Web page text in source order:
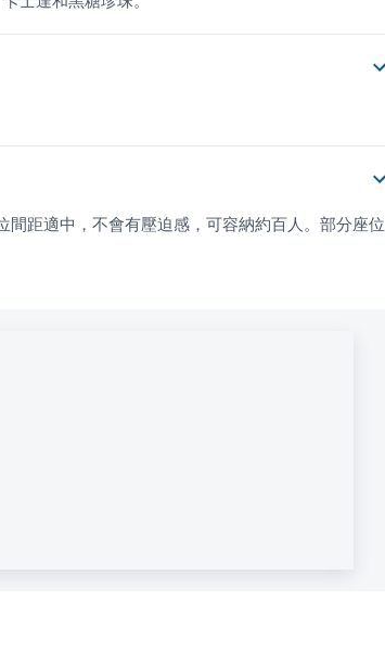
距適中，不會有壓迫感，可容納約百人。部分座位